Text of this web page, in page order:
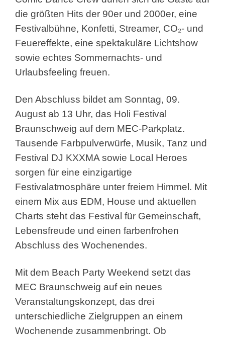
die größten Hits der 90er und 2000er, eine
Festivalbühne, Konfetti, Streamer, CO₂- und
Feuereffekte, eine spektakuläre Lichtshow
sowie echtes Sommernachts- und
Urlaubsfeeling freuen.
Den Abschluss bildet am Sonntag, 09.
August ab 13 Uhr, das Holi Festival
Braunschweig auf dem MEC-Parkplatz.
Tausende Farbpulverwürfe, Musik, Tanz und
Festival DJ KXXMA sowie Local Heroes
sorgen für eine einzigartige
Festivalatmosphäre unter freiem Himmel. Mit
einem Mix aus EDM, House und aktuellen
Charts steht das Festival für Gemeinschaft,
Lebensfreude und einen farbenfrohen
Abschluss des Wochenendes.
Mit dem Beach Party Weekend setzt das
MEC Braunschweig auf ein neues
Veranstaltungskonzept, das drei
unterschiedliche Zielgruppen an einem
Wochenende zusammenbringt. Ob